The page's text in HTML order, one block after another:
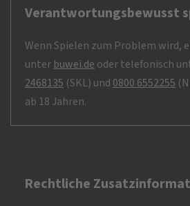
Verantwortungsbewusst
Wenn Spielen zum Problem wird,
unter buwei.de oder telefonisch
2468135 (SKL) und 0800 6552255
ab 18 Jahren.
Rechtliche